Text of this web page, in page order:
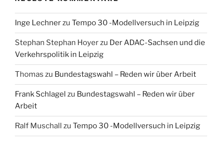
Inge Lechnerzu Tempo 30 -Modellversuch in Leipzig
Stephan Stephan Hoyerzu Der ADAC-Sachsen und die
Verkehrspolitik in Leipzig
Thomas zu Bundestagswahl – Reden wir über Arbeit
Frank Schlagel zu Bundestagswahl – Reden wir über
Arbeit
Ralf Muschall zu Tempo 30 -Modellversuch in Leipzig